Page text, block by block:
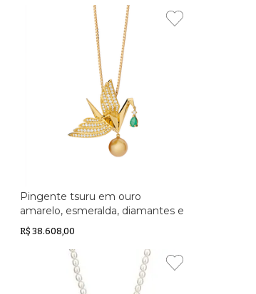
Pingente tsuru em ouro
amarelo, esmeralda, diamantes e
pérola South Sea Golden
R$ 38.608,00